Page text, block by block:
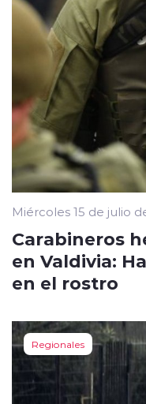
Miércoles 15 de julio
Carabineros
en Valdivia:
en el rostro
Regionales